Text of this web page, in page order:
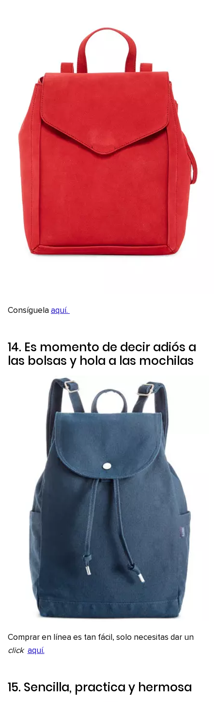
Consíguela aquí.
14. Es momento de decir adiós a
las bolsas y hola a las mochilas
Comprar en línea es tan fácil, solo necesitas dar un
click aquí.
15. Sencilla, practica y hermosa